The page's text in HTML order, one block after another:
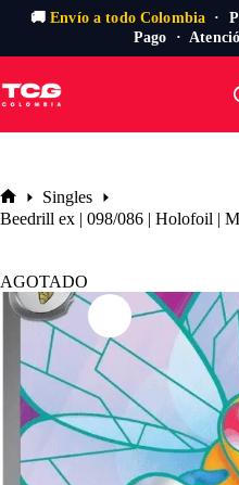
🚚Envío a todo Colombia ·
Pago ·
al
contenido
Inicio
Singles
Beedrill ex | 098/086 | Holofoil |
AGOTADO